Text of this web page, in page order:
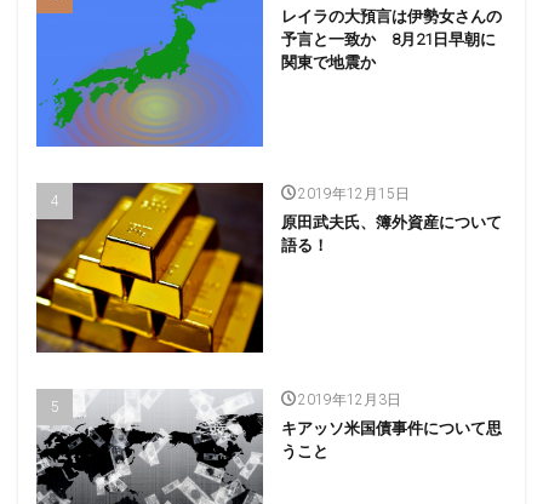
レイラの大預言は伊勢女さんの
予言と一致か 8月21日早朝に
関東で地震か
2019年12月15日
原田武夫氏、簿外資産について
語る！
2019年12月3日
キアッソ米国債事件について思
うこと